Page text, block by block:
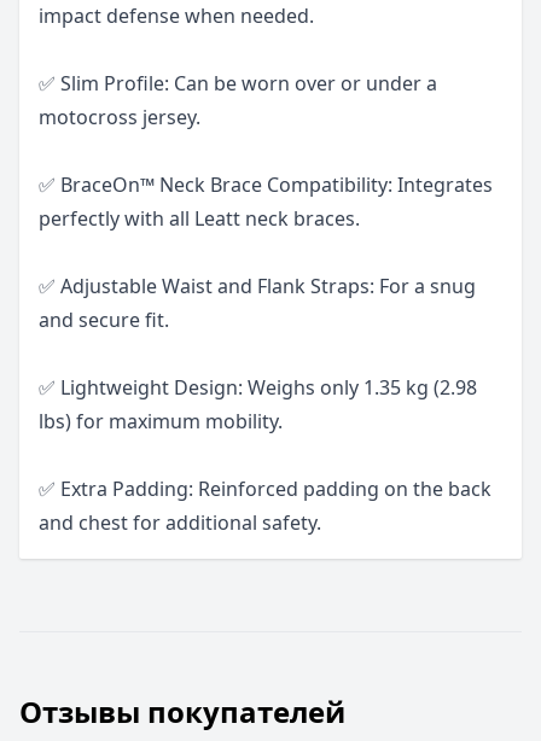
impact defense when needed.
✅ Slim Profile: Can be worn over or under a
motocross jersey.
✅ BraceOn™ Neck Brace Compatibility: Integrates
perfectly with all Leatt neck braces.
✅ Adjustable Waist and Flank Straps: For a snug
and secure fit.
✅ Lightweight Design: Weighs only 1.35 kg (2.98
lbs) for maximum mobility.
✅ Extra Padding: Reinforced padding on the back
and chest for additional safety.
Отзывы покупателей